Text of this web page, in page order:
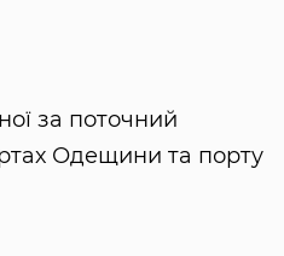
за поточний
Одещини та порту